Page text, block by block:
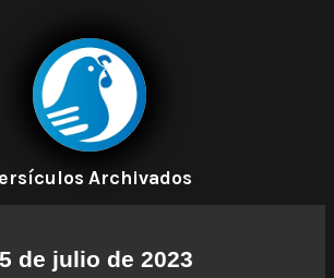
Archivados
de julio de 2023